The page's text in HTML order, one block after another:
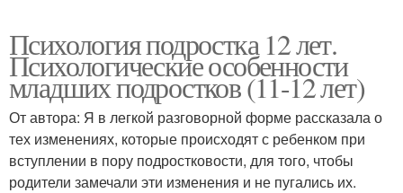
Психология подростка 12 лет.
Психологические особенности
младших подростков (11-12 лет)
От автора: Я в легкой разговорной форме рассказала о
тех изменениях, которые происходят с ребенком при
вступлении в пору подростковости, для того, чтобы
родители замечали эти изменения и не пугались их.